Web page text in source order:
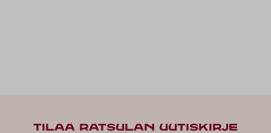
TILAA RATSULAN UUTISKIRJE